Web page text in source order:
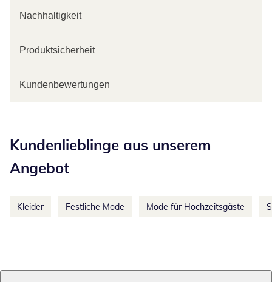
Nachhaltigkeit
Produktsicherheit
Kundenbewertungen
Kundenlieblinge aus unserem
Angebot
Kleider Festliche Mode Mode für Hochzeitsgäste